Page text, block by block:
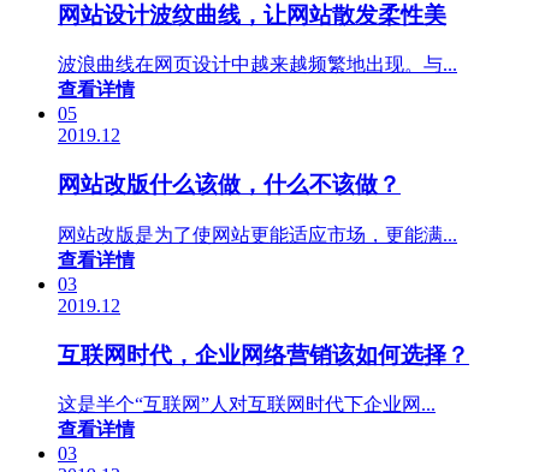
网站设计波纹曲线，让网站散发柔性美
波浪曲线在网页设计中越来越频繁地出现。与...
查看详情
05
2019.12
网站改版什么该做，什么不该做？
网站改版是为了使网站更能适应市场，更能满...
查看详情
03
2019.12
互联网时代，企业网络营销该如何选择？
这是半个“互联网”人对互联网时代下企业网...
查看详情
03